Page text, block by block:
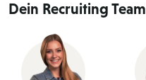
Dein Recruiting Team